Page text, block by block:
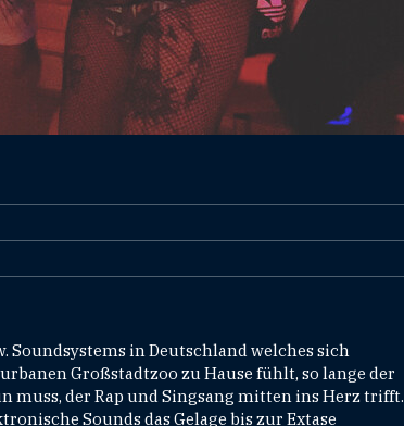
Soundsystems in Deutschland welches sich
Großstadtzoo zu Hause fühlt, so lange der
muss, der Rap und Singsang mitten ins Herz trifft.
Sounds das Gelage bis zur Extase